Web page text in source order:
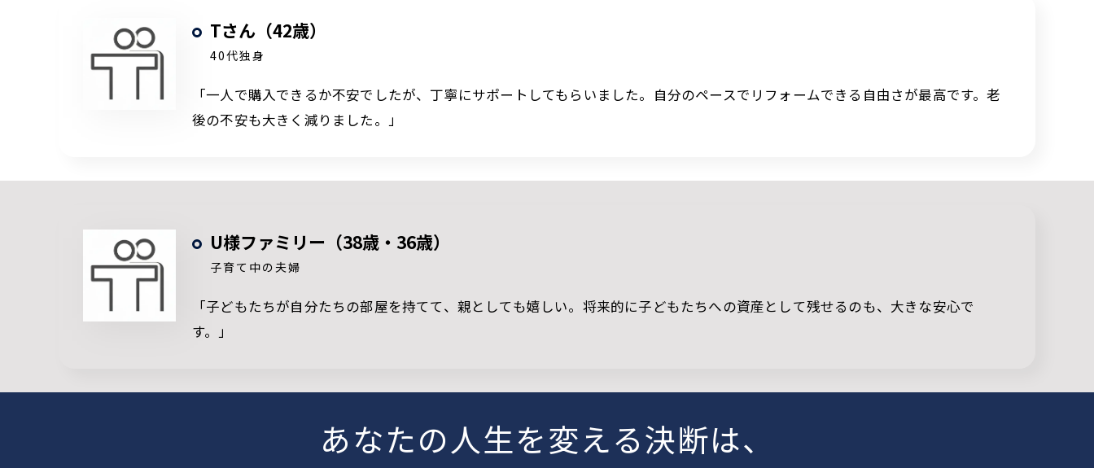
Tさん（42歳）
40代独身
「一人で購入できるか不安でしたが、丁寧にサポートしてもらいました。自分のペースでリフォームできる自由さが最高です。老
後の不安も大きく減りました。」
U様ファミリー（38歳・36歳）
子育て中の夫婦
「子どもたちが自分たちの部屋を持てて、親としても嬉しい。将来的に子どもたちへの資産として残せるのも、大きな安心で
す。」
あなたの人生を変える決断は、